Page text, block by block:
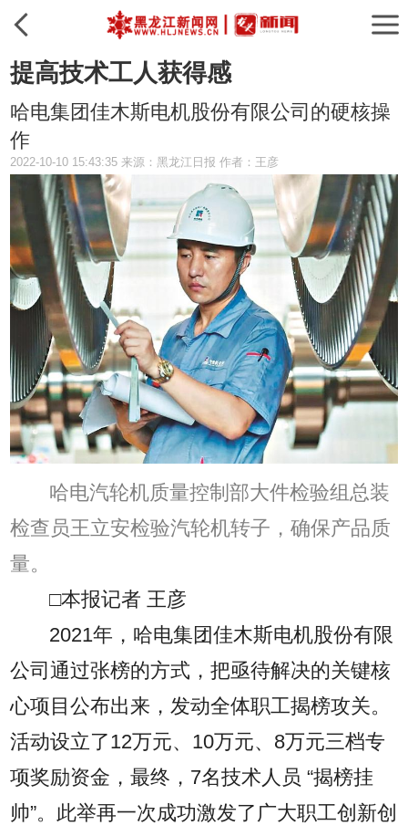
提高技术工人获得感
哈电集团佳木斯电机股份有限公司的硬核操
作
2022-10-10 15:43:35 来源：黑龙江日报 作者：王彦
哈电汽轮机质量控制部大件检验组总装
检查员王立安检验汽轮机转子，确保产品质
量。
□本报记者 王彦
2021年，哈电集团佳木斯电机股份有限
公司通过张榜的方式，把亟待解决的关键核
心项目公布出来，发动全体职工揭榜攻关。
活动设立了12万元、10万元、8万元三档专
项奖励资金，最终，7名技术人员 “揭榜挂
帅”。此举再一次成功激发了广大职工创新创